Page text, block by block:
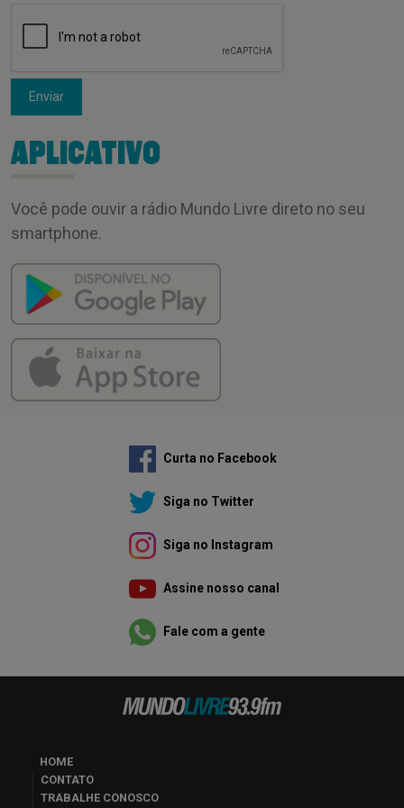
Enviar
APLICATIVO
Você pode ouvir a rádio Mundo Livre direto no seu
smartphone.
Curta no Facebook
Siga no Twitter
Siga no Instagram
Assine nosso canal
Fale com a gente
HOME
CONTATO
TRABALHE CONOSCO